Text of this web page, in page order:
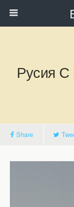
Русия С
Share